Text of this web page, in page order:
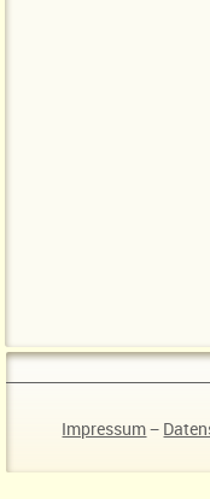
Impressum−